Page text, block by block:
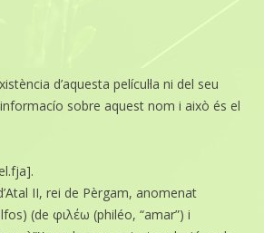
d’aquesta películ·la ni del seu
sobre aquest nom i això és el
II, rei de Pèrgam, anomenat
(de φιλέω (philéo, “amar”) i